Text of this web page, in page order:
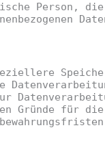
Person, die
für die